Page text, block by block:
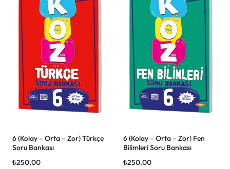
6 (Kolay – Orta – Zor) Türkçe
Soru Bankası
₺250,00
6 (Kolay – Orta – Zor) Fen
Bilimleri Soru Bankası
₺250,00